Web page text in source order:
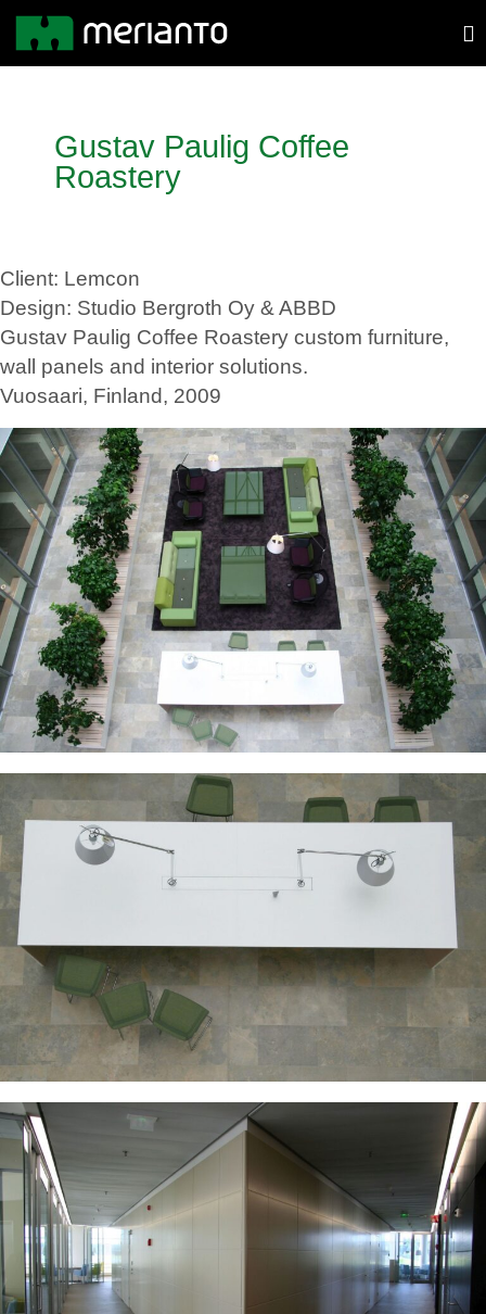
Gustav Paulig Coffee
Roastery
Client: Lemcon
Design: Studio Bergroth Oy & ABBD
Gustav Paulig Coffee Roastery custom furniture,
wall panels and interior solutions.
Vuosaari, Finland, 2009